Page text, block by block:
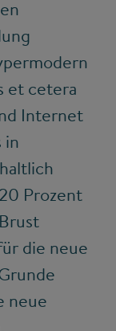
et cetera
Internet
in
Prozent
die neue
neue